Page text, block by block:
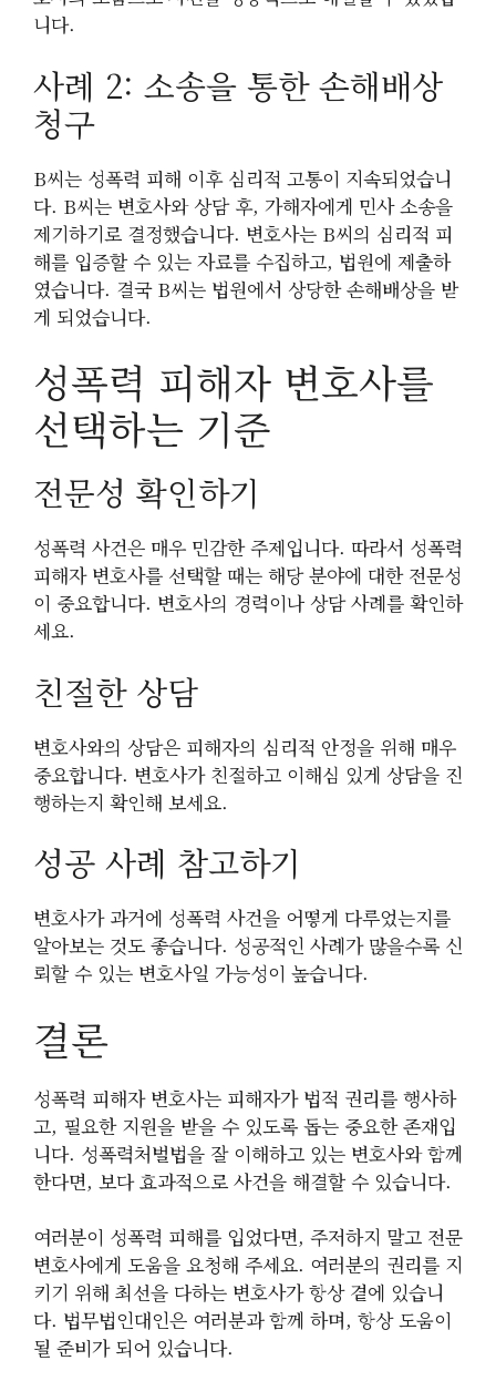
니다.
사례 2: 소송을 통한 손해배상
청구
B씨는 성폭력 피해 이후 심리적 고통이 지속되었습니
다. B씨는 변호사와 상담 후, 가해자에게 민사 소송을
제기하기로 결정했습니다. 변호사는 B씨의 심리적 피
해를 입증할 수 있는 자료를 수집하고, 법원에 제출하
였습니다. 결국 B씨는 법원에서 상당한 손해배상을 받
게 되었습니다.
성폭력 피해자 변호사를
선택하는 기준
전문성 확인하기
성폭력 사건은 매우 민감한 주제입니다. 따라서 성폭력
피해자 변호사를 선택할 때는 해당 분야에 대한 전문성
이 중요합니다. 변호사의 경력이나 상담 사례를 확인하
세요.
친절한 상담
변호사와의 상담은 피해자의 심리적 안정을 위해 매우
중요합니다. 변호사가 친절하고 이해심 있게 상담을 진
행하는지 확인해 보세요.
성공 사례 참고하기
변호사가 과거에 성폭력 사건을 어떻게 다루었는지를
알아보는 것도 좋습니다. 성공적인 사례가 많을수록 신
뢰할 수 있는 변호사일 가능성이 높습니다.
결론
성폭력 피해자 변호사는 피해자가 법적 권리를 행사하
고, 필요한 지원을 받을 수 있도록 돕는 중요한 존재입
니다. 성폭력처벌법을 잘 이해하고 있는 변호사와 함께
한다면, 보다 효과적으로 사건을 해결할 수 있습니다.
여러분이 성폭력 피해를 입었다면, 주저하지 말고 전문
변호사에게 도움을 요청해 주세요. 여러분의 권리를 지
키기 위해 최선을 다하는 변호사가 항상 곁에 있습니
다. 법무법인대인은 여러분과 함께 하며, 항상 도움이
될 준비가 되어 있습니다.